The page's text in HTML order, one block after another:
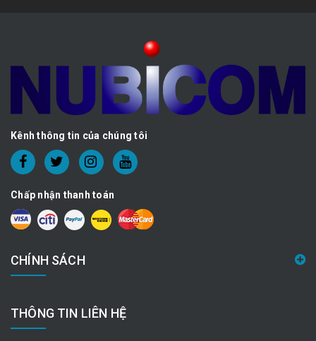
Kênh thông tin của chúng tôi
Chấp nhận thanh toán
CHÍNH SÁCH
THÔNG TIN LIÊN HỆ